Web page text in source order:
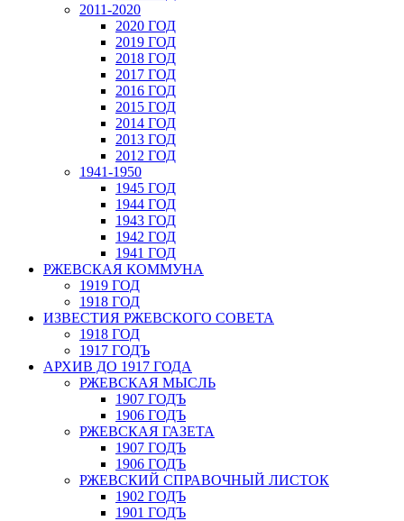
2011-2020
2020 ГОД
2019 ГОД
2018 ГОД
2017 ГОД
2016 ГОД
2015 ГОД
2014 ГОД
2013 ГОД
2012 ГОД
1941-1950
1945 ГОД
1944 ГОД
1943 ГОД
1942 ГОД
1941 ГОД
РЖЕВСКАЯ КОММУНА
1919 ГОД
1918 ГОД
ИЗВЕСТИЯ РЖЕВСКОГО СОВЕТА
1918 ГОД
1917 ГОДЪ
АРХИВ ДО 1917 ГОДА
РЖЕВСКАЯ МЫСЛЬ
1907 ГОДЪ
1906 ГОДЪ
РЖЕВСКАЯ ГАЗЕТА
1907 ГОДЪ
1906 ГОДЪ
РЖЕВСКИЙ СПРАВОЧНЫЙ ЛИСТОК
1902 ГОДЪ
1901 ГОДЪ